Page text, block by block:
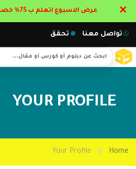
تواصل معنا تحقق
YOUR PROFILE
Home
Your Profile
عرض الاسبوع اتعلم ب 75% خصم : احجز مقعدك الان ✕